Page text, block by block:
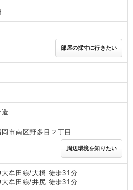
部屋の採寸に行きたい
市南区野多目２丁目
周辺環境を知りたい
牟田線/大橋 徒歩31分
牟田線/井尻 徒歩31分